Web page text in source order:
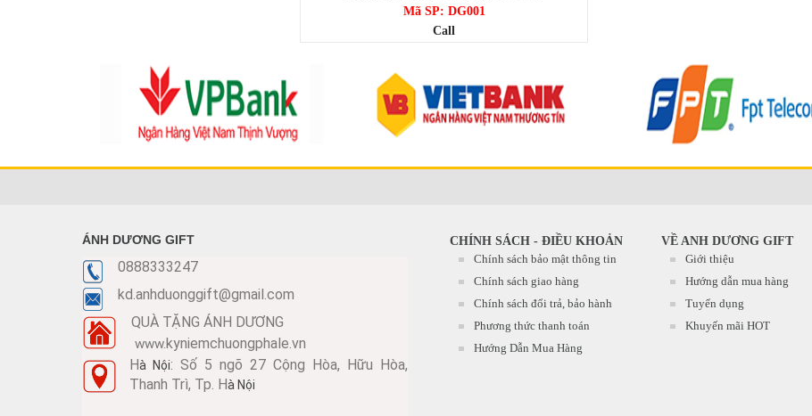
KỶ NIỆM CHƯƠNG KNC281
Mã SP: KNC281
Call
Mã SP: DG001
Call
ÁNH DƯƠNG GIFT
0888333247
kd.anhduonggift@gmail.com
QUÀ TẶNG ÁNH DƯƠNG
www.kyniemchuongphale.vn
Hà Nội: Số 5 ngõ 27 Cộng Hòa, Hữu Hòa,
Thanh Trì, Tp. Hà Nội
CHÍNH SÁCH - ĐIỀU KHOẢN
Chính sách bảo mật thông tin
Chính sách giao hàng
Chính sách đổi trả, bảo hành
Phương thức thanh toán
Hướng Dẫn Mua Hàng
VỀ ANH DƯƠNG GIFT
Giới thiệu
Hướng dẫn mua hàng
Tuyển dụng
Khuyến mãi HOT